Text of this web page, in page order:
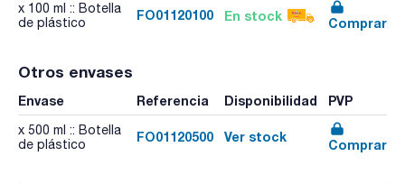
x 100 ml :: Botella
de plástico
FO01120100 En stock Comprar
Otros envases
Envase Referencia Disponibilidad PVP
x 500 ml :: Botella
de plástico
FO01120500 Ver stock
Comprar